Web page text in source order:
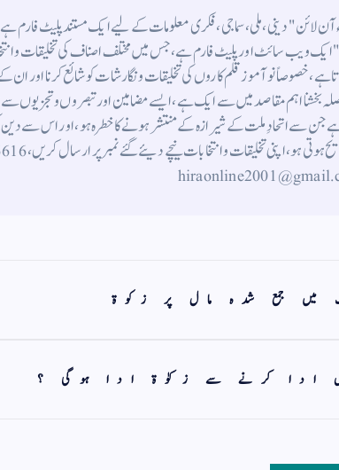
آن لائن" دینی ، ملی ، سماجی ، فکری معلومات کے لیے ایک مستند پلیٹ فارم
ایک ویب سائٹ اور پلیٹ فارم ہے ، جس میں مختلف اصناف کی تخلیقات و
ہے ، خصوصاً نوآموز قلم کاروں کی تخلیقات و نگارشات کو شائع کرنا اور ان
بخشنا اہم مقاصد میں سے ایک ہے ، ایسے مضامین اورتبصروں وتجزیوں
جن سے اتحادِ ملت کے شیرازہ کے منتشر ہونے کاخطرہ ہو ، اور اس سے دین
وتشریح ہوتی ہو، اپنی
میں جمع شدہ مال پر زکوۃ
ادا کرنے سے زکوٰۃ ادا ہوگی ؟